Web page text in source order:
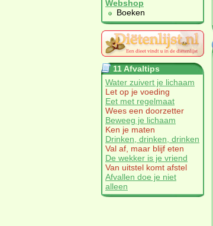
Webshop
Boeken
11 Afvaltips
Water zuivert je lichaam
Let op je voeding
Eet met regelmaat
Wees een doorzetter
Beweeg je lichaam
Ken je maten
Drinken, drinken, drinken
Val af, maar blijf eten
De wekker is je vriend
Van uitstel komt afstel
Afvallen doe je niet
alleen